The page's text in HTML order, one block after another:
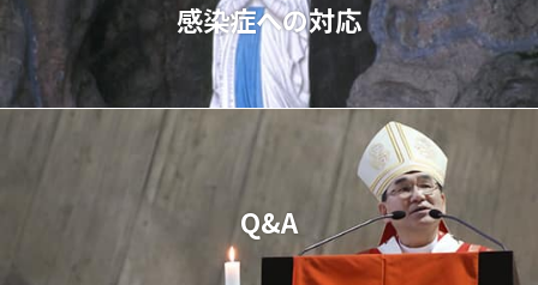
感染症への対応
Q&A